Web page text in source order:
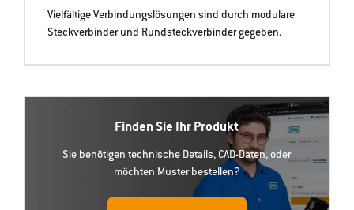
Vielfältige Verbindungslösungen sind durch modulare
Steckverbinder und Rundsteckverbinder gegeben.
Finden Sie Ihr Produkt
Sie benötigen technische Details, CAD-Daten, oder
möchten Muster bestellen?